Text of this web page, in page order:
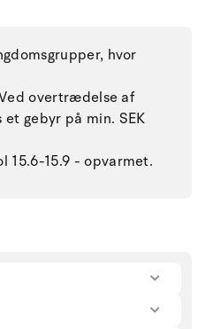
hvor
overtrædelse af
gebyr på min. SEK
15.6-15.9 - opvarmet.